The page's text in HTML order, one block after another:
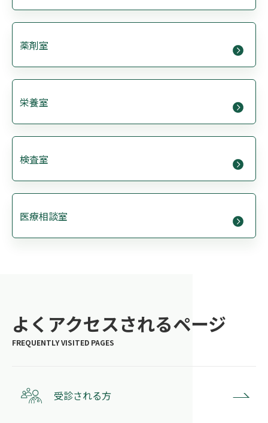
薬剤室
栄養室
検査室
医療相談室
よくアクセスされるページ
受診される方